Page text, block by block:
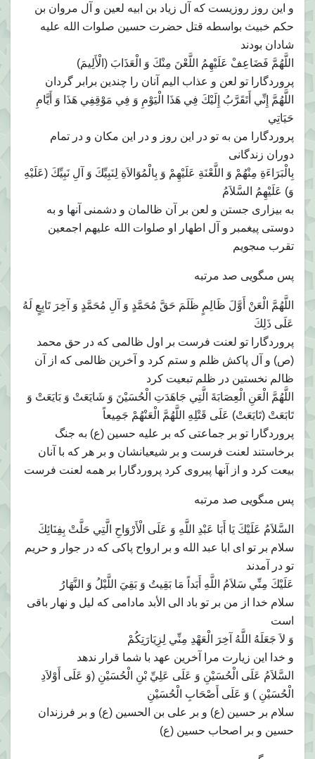
و اين روز روزيست كه آل زياد بن ابيه لعين و آل مروان بن
حكم خبيث بواسطه قتل حضرت حسين صلوات الله عليه
شادان بودند
اللَّهُمَّ فَضَاعِفْ عَلَيْهِمُ اللَّعْنَ مِنْكَ وَ الْعَذَابَ (الْأَلِيمَ)
پروردگارا تو لعن و عذاب اليم آنان را چندين برابر گردان
اللَّهُمَّ إِنِّي أَتَقَرَّبُ إِلَيْكَ فِي هَذَا الْيَوْمِ وَ فِي مَوْقِفِي هَذَا وَ أَيَّامِ
حَيَاتِي‏
پروردگارا من به تو در اين روز و در اين مكان و در تمام
دوران زندگانى
بِالْبَرَاءَةِ مِنْهُمْ وَ اللَّعْنَةِ عَلَيْهِمْ وَ بِالْمُوَالاَةِ لِنَبِيِّكَ وَ آلِ نَبِيِّكَ (عَلَيْهِ
وَ) عَلَيْهِمُ السَّلاَمُ‏
به بيزارى جستن و لعن بر آن ظالمان و دشمنى آنها و به
دوستى پيغمبر و آل اطهار او صلوات الله عليهم اجمعين
تقرب مى‏جويم
پس مى‏گويى صد مرتبه‏
اللَّهُمَّ الْعَنْ أَوَّلَ ظَالِمٍ ظَلَمَ حَقَّ مُحَمَّدٍ وَ آلِ مُحَمَّدٍ وَ آخِرَ تَابِعٍ لَهُ
عَلَى ذَلِكَ‏
پروردگارا تو لعنت فرست بر اول ظالمى كه در حق محمد
(ص) و آل پاكش ظلم و ستم كرد و آخرين ظالمى كه از آن
ظالم نخستين در ظلم تبعيت كرد
اللَّهُمَّ الْعَنِ الْعِصَابَةَ الَّتِي جَاهَدَتِ الْحُسَيْنَ وَ شَايَعَتْ وَ بَايَعَتْ وَ
تَابَعَتْ (تَايَعَتْ) عَلَى قَتْلِهِ اللَّهُمَّ الْعَنْهُمْ جَمِيعاً
پروردگارا تو بر جماعتى كه بر عليه حسين (ع) به جنگ
برخاستند لعنت فرست و بر شيعيانشان و بر هر كه با آنان
بيعت كرد و از آنها پيروى كرد پروردگارا بر همه لعنت فرست
پس مى‏گويى صد مرتبه‏
السَّلاَمُ عَلَيْكَ يَا أَبَا عَبْدِ اللَّهِ وَ عَلَى الْأَرْوَاحِ الَّتِي حَلَّتْ بِفِنَائِكَ‏
سلام بر تو اى ابا عبد الله و بر ارواح پاكى كه در جوار و حريم
تو در آمدند
عَلَيْكَ مِنِّي سَلاَمُ اللَّهِ أَبَداً مَا بَقِيتُ وَ بَقِيَ اللَّيْلُ وَ النَّهَارُ
سلام خدا از من بر تو باد الى الأبد مادامى كه ليل و نهار باقى
است
وَ لاَ جَعَلَهُ اللَّهُ آخِرَ الْعَهْدِ مِنِّي لِزِيَارَتِكُمْ
و خدا اين زيارت مرا آخرين عهد با شما قرار ندهد
السَّلاَمُ عَلَى الْحُسَيْنِ وَ عَلَى عَلِيِّ بْنِ الْحُسَيْنِ (وَ عَلَى أَوْلاَدِ
الْحُسَيْنِ ) وَ عَلَى أَصْحَابِ الْحُسَيْنِ‏
سلام بر حسين (ع) و بر على بن الحسين (ع) و بر فرزندان
حسين و بر اصحاب حسين (ع)